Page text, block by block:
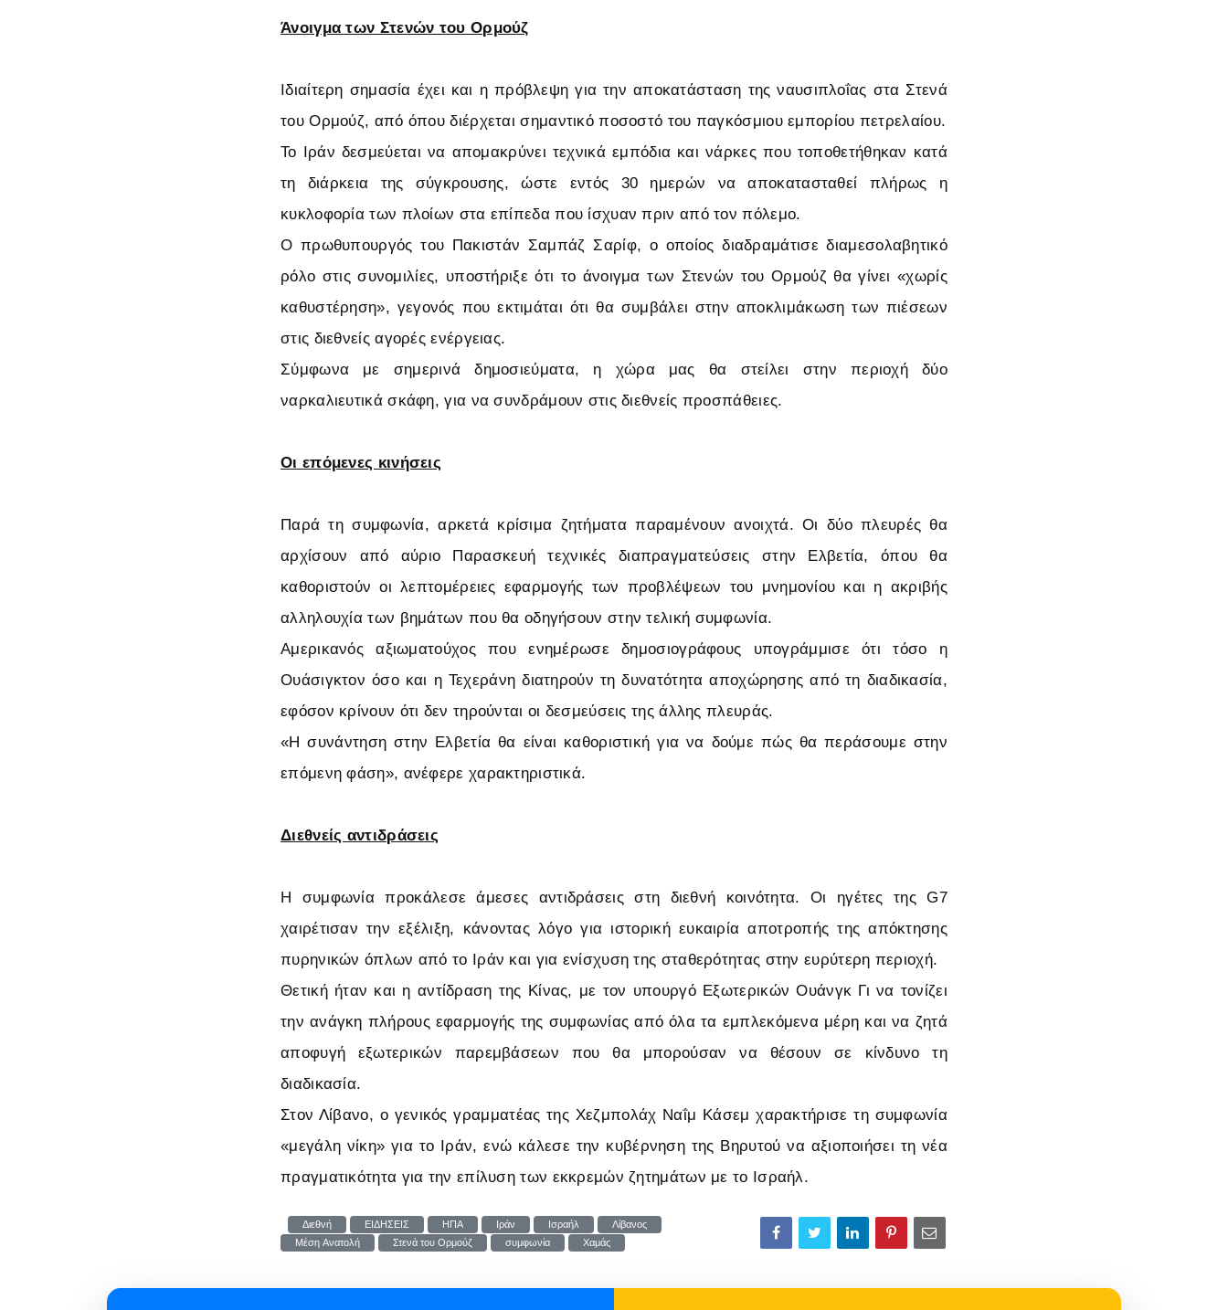
Άνοιγμα των Στενών του Ορμούζ
Ιδιαίτερη σημασία έχει και η πρόβλεψη για την αποκατάσταση της ναυσιπλοΐας στα Στενά
του Ορμούζ, από όπου διέρχεται σημαντικό ποσοστό του παγκόσμιου εμπορίου πετρελαίου.
Το Ιράν δεσμεύεται να απομακρύνει τεχνικά εμπόδια και νάρκες που τοποθετήθηκαν κατά
τη διάρκεια της σύγκρουσης, ώστε εντός 30 ημερών να αποκατασταθεί πλήρως η
κυκλοφορία των πλοίων στα επίπεδα που ίσχυαν πριν από τον πόλεμο.
Ο πρωθυπουργός του Πακιστάν Σαμπάζ Σαρίφ, ο οποίος διαδραμάτισε διαμεσολαβητικό
ρόλο στις συνομιλίες, υποστήριξε ότι το άνοιγμα των Στενών του Ορμούζ θα γίνει «χωρίς
καθυστέρηση», γεγονός που εκτιμάται ότι θα συμβάλει στην αποκλιμάκωση των πιέσεων
στις διεθνείς αγορές ενέργειας.
Σύμφωνα με σημερινά δημοσιεύματα, η χώρα μας θα στείλει στην περιοχή δύο
ναρκαλιευτικά σκάφη, για να συνδράμουν στις διεθνείς προσπάθειες.
Οι επόμενες κινήσεις
Παρά τη συμφωνία, αρκετά κρίσιμα ζητήματα παραμένουν ανοιχτά. Οι δύο πλευρές θα
αρχίσουν από αύριο Παρασκευή τεχνικές διαπραγματεύσεις στην Ελβετία, όπου θα
καθοριστούν οι λεπτομέρειες εφαρμογής των προβλέψεων του μνημονίου και η ακριβής
αλληλουχία των βημάτων που θα οδηγήσουν στην τελική συμφωνία.
Αμερικανός αξιωματούχος που ενημέρωσε δημοσιογράφους υπογράμμισε ότι τόσο η
Ουάσιγκτον όσο και η Τεχεράνη διατηρούν τη δυνατότητα αποχώρησης από τη διαδικασία,
εφόσον κρίνουν ότι δεν τηρούνται οι δεσμεύσεις της άλλης πλευράς.
«Η συνάντηση στην Ελβετία θα είναι καθοριστική για να δούμε πώς θα περάσουμε στην
επόμενη φάση», ανέφερε χαρακτηριστικά.
Διεθνείς αντιδράσεις
Η συμφωνία προκάλεσε άμεσες αντιδράσεις στη διεθνή κοινότητα. Οι ηγέτες της G7
χαιρέτισαν την εξέλιξη, κάνοντας λόγο για ιστορική ευκαιρία αποτροπής της απόκτησης
πυρηνικών όπλων από το Ιράν και για ενίσχυση της σταθερότητας στην ευρύτερη περιοχή.
Θετική ήταν και η αντίδραση της Κίνας, με τον υπουργό Εξωτερικών Ουάνγκ Γι να τονίζει
την ανάγκη πλήρους εφαρμογής της συμφωνίας από όλα τα εμπλεκόμενα μέρη και να ζητά
αποφυγή εξωτερικών παρεμβάσεων που θα μπορούσαν να θέσουν σε κίνδυνο τη
διαδικασία.
Στον Λίβανο, ο γενικός γραμματέας της Χεζμπολάχ Ναΐμ Κάσεμ χαρακτήρισε τη συμφωνία
«μεγάλη νίκη» για το Ιράν, ενώ κάλεσε την κυβέρνηση της Βηρυτού να αξιοποιήσει τη νέα
πραγματικότητα για την επίλυση των εκκρεμών ζητημάτων με το Ισραήλ.
Διεθνή ΕΙΔΗΣΕΙΣ ΗΠΑ Ιράν Ισραήλ
Λίβανος
Μέση Ανατολή
Στενά του Ορμούζ συμφωνία Χαμάς